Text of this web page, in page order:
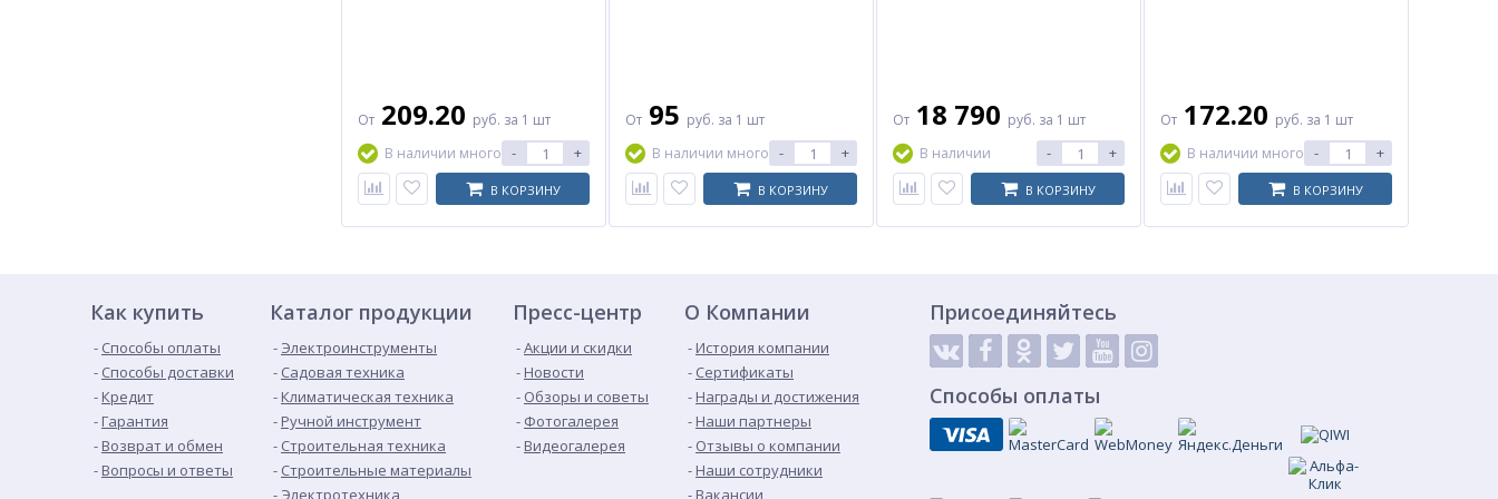
От 209.20 руб. за 1 шт
В наличии много - +
В КОРЗИНУ
От 95 руб. за 1 шт
В наличии много - +
В КОРЗИНУ
От 18 790 руб. за 1 шт
В наличии
- +
В КОРЗИНУ
От 172.20 руб. за 1 шт
В наличии много - +
В КОРЗИНУ
Как купить
Способы оплаты
Способы доставки
Кредит
Гарантия
Возврат и обмен
Вопросы и ответы
Каталог продукции
Электроинструменты
Садовая техника
Климатическая техника
Ручной инструмент
Строительная техника
Строительные материалы
Электротехника
Пресс-центр
Акции и скидки
Новости
Обзоры и советы
Фотогалерея
Видеогалерея
О Компании
История компании
Сертификаты
Награды и достижения
Наши партнеры
Отзывы о компании
Наши сотрудники
Вакансии
Присоединяйтесь
Способы оплаты